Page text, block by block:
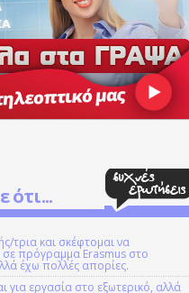
ότι...
τρια και σκέφτομαι να
πρόγραμμα Erasmus στο
έχω πολλές απορίες.
για εργασία στο εξωτερικό, αλλά